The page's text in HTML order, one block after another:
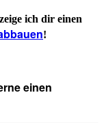
ich dir einen
!
einen